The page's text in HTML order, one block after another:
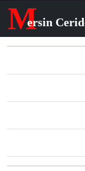
Mersin